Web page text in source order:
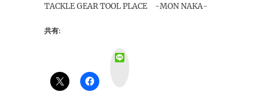
TACKLE GEAR TOOL PLACE -MON NAKA-
共有: